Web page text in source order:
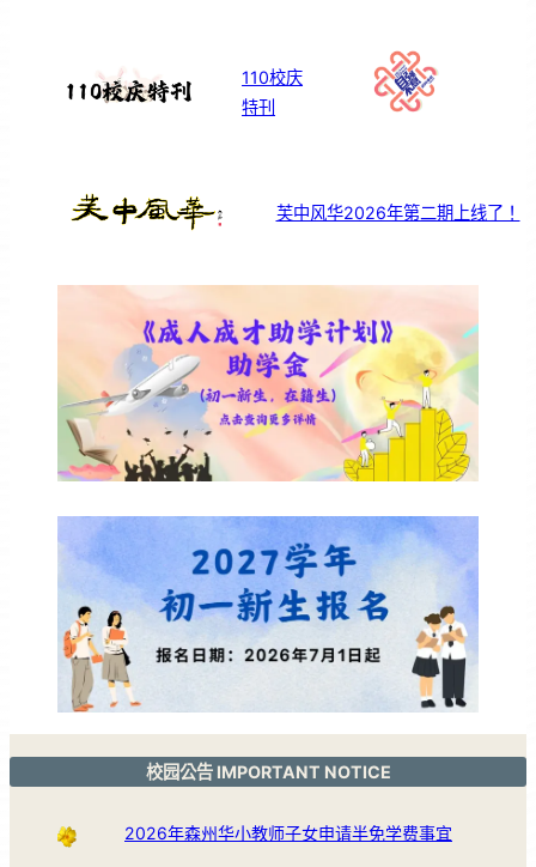
110校庆
特刊
芙中风华2026年第二期上线了！
校园公告 IMPORTANT NOTICE
2026年森州华小教师子女申请半免学费事宜